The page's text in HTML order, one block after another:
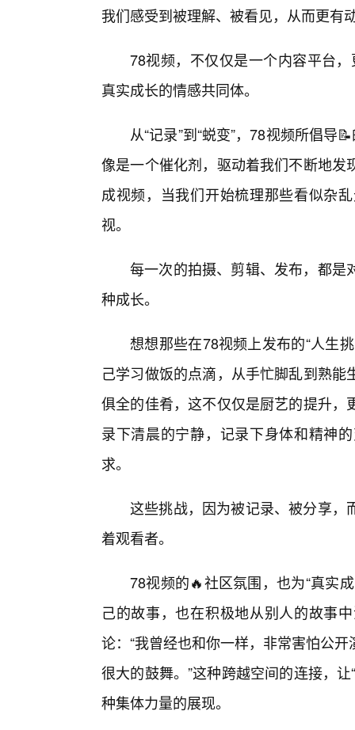
我们感受到被理解、被看见，从而更有
78视频，不仅仅是一个内容平台，
真实成长的情感共同体。
从“记录”到“蜕变”，78视频所倡导
像是一个催化剂，驱动着我们不断地
成视频，当我们开始梳理那些看似杂
视。
每一次的拍摄、剪辑、发布，都是
种成长。
想想那些在78视频上发布的“人生
己学习做饭的点滴，从手忙脚乱到熟
俱全的佳肴，这不仅仅是厨艺的提升
录下清晨的宁静，记录下身体和精神
求。
这些挑战，因为被记录、被分享，
着观看者。
78视频的🔥社区氛围，也为“真实
己的故事，也在积极地从别人的故事
论：“我曾经也和你一样，非常害怕公
很大的鼓舞。”这种跨越空间的连接，
种集体力量的展现。